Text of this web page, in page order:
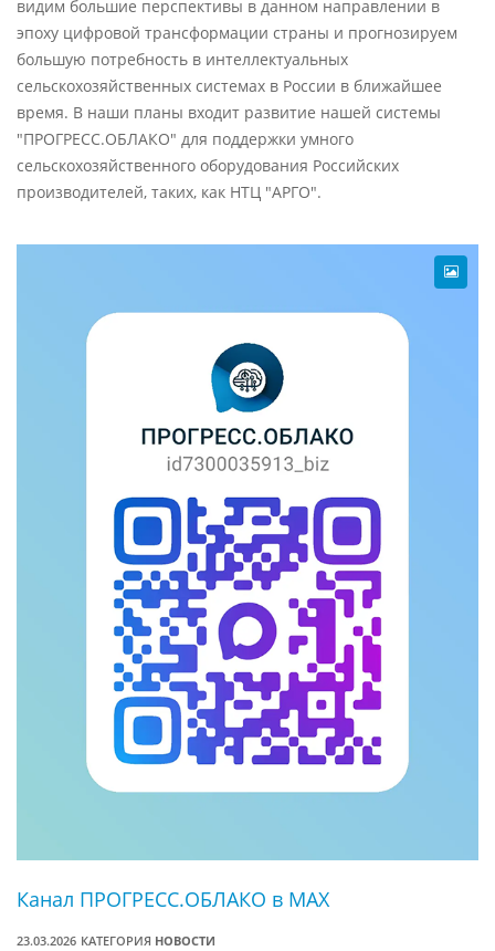
видим большие перспективы в данном направлении в
эпоху цифровой трансформации страны и прогнозируем
большую потребность в интеллектуальных
сельскохозяйственных системах в России в ближайшее
время. В наши планы входит развитие нашей системы
"ПРОГРЕСС.ОБЛАКО" для поддержки умного
сельскохозяйственного оборудования Российских
производителей, таких, как НТЦ "АРГО".
Канал ПРОГРЕСС.ОБЛАКО в MAX
23.03.2026 КАТЕГОРИЯ НОВОСТИ